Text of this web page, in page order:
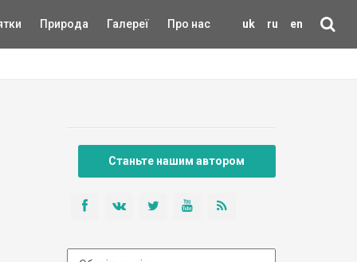
uk ru en
Природа Галереї Про нас
Станьте нашим автором